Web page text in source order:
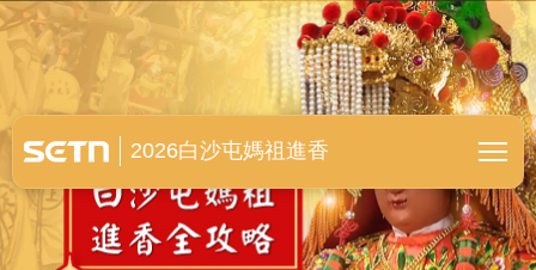
白沙屯媽祖進香全紀錄
2026白沙屯媽祖進香